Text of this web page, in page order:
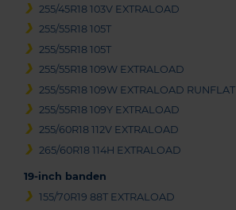
255/45R18 103V EXTRALOAD
255/55R18 105T
255/55R18 105T
255/55R18 109W EXTRALOAD
255/55R18 109W EXTRALOAD RUNFLAT
255/55R18 109Y EXTRALOAD
255/60R18 112V EXTRALOAD
265/60R18 114H EXTRALOAD
19-inch banden
155/70R19 88T EXTRALOAD